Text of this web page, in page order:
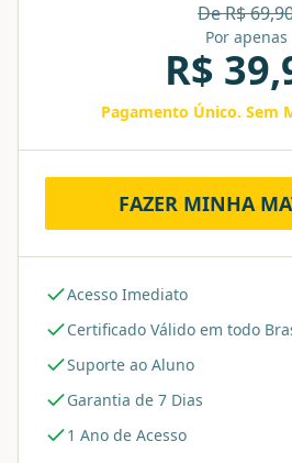
De R$
Por apenas
R$
Pagamento Único. Sem
FAZER MINHA
Acesso Imediato
Certificado Válido em todo
Suporte ao Aluno
Garantia de 7 Dias
1 Ano de Acesso